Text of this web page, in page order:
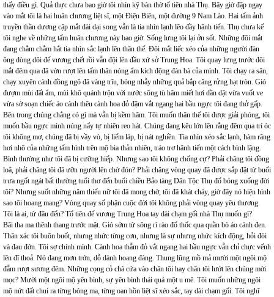
thấy điều gì. Quả thực chưa bao giờ tôi nhìn kỹ bàn thờ tổ tiên nhà Thụ. Bây giờ đập ngay
vào mắt tôi là hai huân chương liệt sĩ, một Điện Biên, một đường 9 Nam Lào. Hai tấm ảnh
truyền thần dương cặp mắt dài dại song vẫn là tia nhìn lạnh lẽo đầy hãnh tiến. Thụ chưa kể
tôi nghe về những tấm huân chương này bao giờ. Sống lưng tôi lại ởn sốt. Những đôi mắt
đang chằm chằm hắt tia nhìn sắc lạnh lên thân thể. Đôi mắt liếc xéo của những người đàn
ông dòng dõi đế vương chết rồi vẫn đội lên đầu xứ sở Trung Hoa. Tôi quay lưng trước đôi
mắt đêm qua đã vờn rượt lên tấm thân nóng ẩm kích động đàn bà của mình. Tôi chạy ra sân,
chạy xuyên cánh đồng ngô đã vàng trĩu, bóng nhẫy những quả bắp căng rửng hạt tròn. Gió
đượm mùi đất ẩm, mùi khô quánh trộn với nước sông tù hãm miết hơi dần dật vừa vuốt ve
vừa sờ soạn chiếc áo cánh thêu cành hoa đỏ đậm vắt ngang hai bầu ngực tôi đang thở gấp.
Bên trong chúng chẳng có gì mà vẫn bị kềm hãm. Tôi muốn thân thể tôi được giải phóng, tôi
muốn bầu ngực mình núng nẩy tự nhiên reo hát. Chúng đang kêu lớn lên rằng đêm qua trí óc
tôi không mơ, chúng đã bị vầy vò, bị liếm láp, bị nát nghiền. Tia nhìn xéo sắc lạnh, hàm răng
hơi nhô của những tấm hình trên mộ bia thản nhiên, tráo trơ hãnh tiến một cách bình lặng.
Bình thường như tôi đã bị cưỡng hiếp. Nhưng sao tôi không chống cự? Phải chăng tôi đồng
loã, phải chăng tôi đã ưỡn người lên chờ đón? Phải chăng vòng quay đã được sắp đặt từ buổi
trưa ngốt ngát bất thường tuổi thơ đến buổi chiều Bảo tàng Dân Tộc Thụ đổ bóng xuống đời
tôi? Nhưng suốt những năm thiếu nữ tôi đã mong chờ, tôi đã khát cháy, giờ đây nó hiện hình
sao tôi hoang mang? Vòng quay số phận cuộc đời tôi không phải vòng quay yêu thương.
Tôi là ai, từ đâu đến? Tổ tiên đế vương Trung Hoa tay dài chạm gối nhà Thụ muốn gì?
Bãi tha ma thênh thang trước mặt. Gió sớm từ sông rì rào đổ thốc qua quần bò áo cánh đen.
Thân xác tôi buôn buốt, nhưng nhức từng cơn, nhưng là sự nhưng nhức kích động, hỏi đòi
và đau đớn. Tôi sợ chính mình. Cành hoa thẫm đỏ vắt ngang hai bầu ngực vẫn chỉ chực vểnh
lên đĩ thoả. Nó đang mơn trớn, dỗ dành hoang đàng. Thung lũng mồ mả mười một ngôi mộ
đẫm rượt sương đêm. Những cọng cỏ chà cứa vào chân tôi hay chân tôi lướt lên chúng mời
mọc? Mười một ngôi mộ yên bình, sự yên bình thái quá một u mê. Tôi muốn những ngôi
mộ nứt đất chui ra từng bóng ma, từng oan hồn liệt sĩ xéo sắc, tay dài chạm gối. Tôi nghĩ